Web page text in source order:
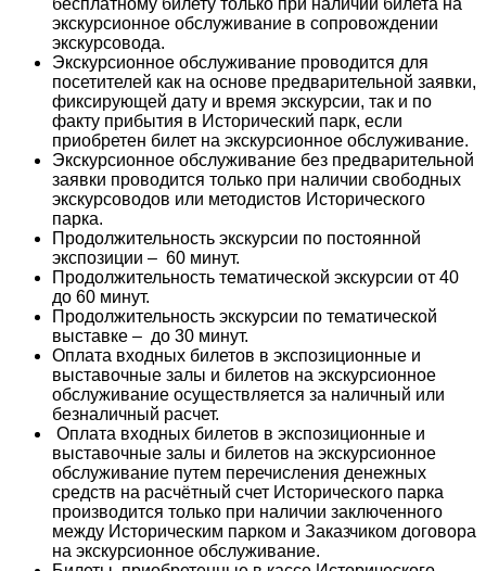
экскурсионное обслуживание в сопровождении
экскурсовода.
Экскурсионное обслуживание проводится для
посетителей как на основе предварительной заявки,
фиксирующей дату и время экскурсии, так и по
факту прибытия в Исторический парк, если
приобретен билет на экскурсионное обслуживание.
Экскурсионное обслуживание без предварительной
заявки проводится только при наличии свободных
экскурсоводов или методистов Исторического
парка.
Продолжительность экскурсии по постоянной
экспозиции – 60 минут.
Продолжительность тематической экскурсии от 40
до 60 минут.
Продолжительность экскурсии по тематической
выставке – до 30 минут.
Оплата входных билетов в экспозиционные и
выставочные залы и билетов на экскурсионное
обслуживание осуществляется за наличный или
безналичный расчет.
Оплата входных билетов в экспозиционные и
выставочные залы и билетов на экскурсионное
обслуживание путем перечисления денежных
средств на расчётный счет Исторического парка
производится только при наличии заключенного
между Историческим парком и Заказчиком договора
на экскурсионное обслуживание.